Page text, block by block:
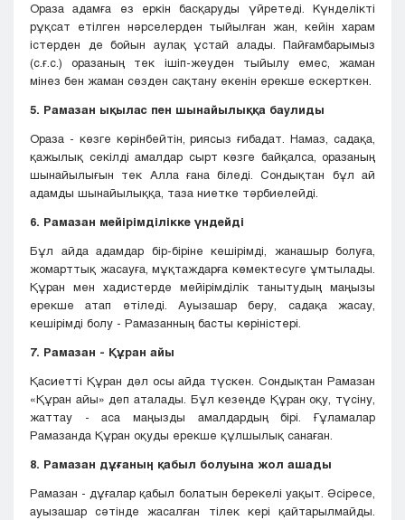
Ораза адамға өз еркін басқаруды үйретеді. Күнделікті
рұқсат етілген нәрселерден тыйылған жан, кейін харам
істерден де бойын аулақ ұстай алады. Пайғамбарымыз
(с.ғ.с.) оразаның тек ішіп-жеуден тыйылу емес, жаман
мінез бен жаман сөзден сақтану екенін ерекше ескерткен.
5. Рамазан ықылас пен шынайылыққа баулиды
Ораза - көзге көрінбейтін, риясыз ғибадат. Намаз, садақа,
қажылық секілді амалдар сырт көзге байқалса, оразаның
шынайылығын тек Алла ғана біледі. Сондықтан бұл ай
адамды шынайылыққа, таза ниетке тәрбиелейді.
6. Рамазан мейірімділікке үндейді
Бұл айда адамдар бір-біріне кешірімді, жанашыр болуға,
жомарттық жасауға, мұқтаждарға көмектесуге ұмтылады.
Құран мен хадистерде мейірімділік танытудың маңызы
ерекше атап өтіледі. Ауызашар беру, садақа жасау,
кешірімді болу - Рамазанның басты көріністері.
7. Рамазан - Құран айы
Қасиетті Құран дәл осы айда түскен. Сондықтан Рамазан
«Құран айы» деп аталады. Бұл кезеңде Құран оқу, түсіну,
жаттау - аса маңызды амалдардың бірі. Ғұламалар
Рамазанда Құран оқуды ерекше құлшылық санаған.
8. Рамазан дұғаның қабыл болуына жол ашады
Рамазан - дұғалар қабыл болатын берекелі уақыт. Әсіресе,
ауызашар сәтінде жасалған тілек кері қайтарылмайды.